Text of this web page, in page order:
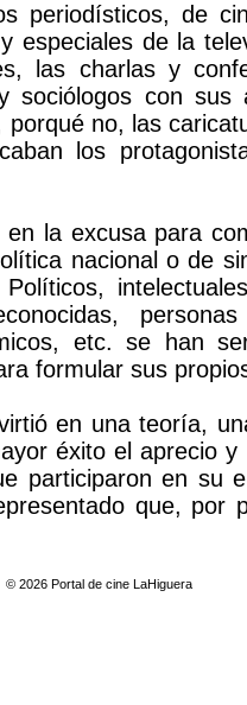
periodísticos, de
especiales de la
las charlas y
sociólogos con sus
porqué no, las
los
en la excusa para
nacional o de
etc. se han
formular sus
en una teoría,
éxito el aprecio
participaron en su
que, por
© 2026 Portal de cine LaHiguera